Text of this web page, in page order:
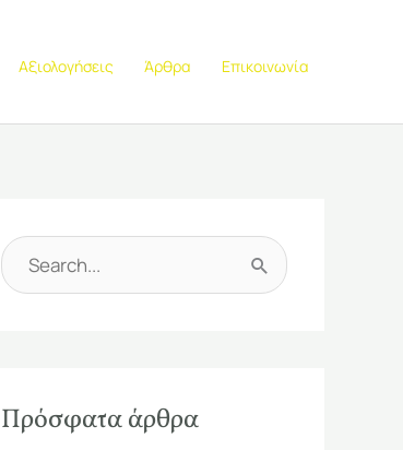
Αξιολογήσεις Άρθρα Επικοινωνία
Α
ή
Πρόσφατα άρθρα